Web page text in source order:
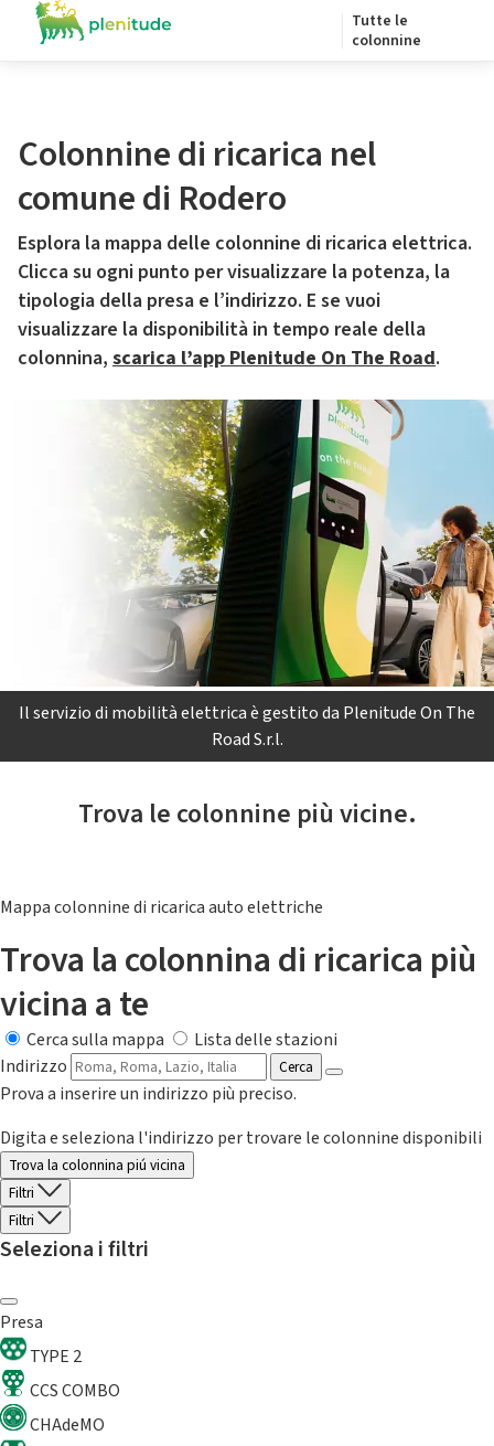
Tutte le
colonnine
Colonnine di ricarica nel
comune di Rodero
Esplora la mappa delle colonnine di ricarica elettrica.
Clicca su ogni punto per visualizzare la potenza, la
tipologia della presa e l’indirizzo. E se vuoi
visualizzare la disponibilità in tempo reale della
colonnina, scarica l’app Plenitude On The Road.
Il servizio di mobilità elettrica è gestito da Plenitude On The
Road S.r.l.
Trova le colonnine più vicine.
Mappa colonnine di ricarica auto elettriche
Trova la colonnina di ricarica più
vicina a te
Cerca sulla mappa
Lista delle stazioni
Indirizzo
Cerca
Prova a inserire un indirizzo più preciso.
Digita e seleziona l'indirizzo per trovare le colonnine disponibili
Trova la colonnina piú vicina
Filtri
Filtri
Seleziona i filtri
Presa
TYPE 2
CCS COMBO
CHAdeMO